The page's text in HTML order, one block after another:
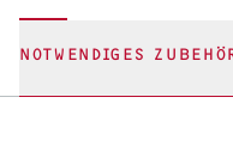
NOTWENDIGES